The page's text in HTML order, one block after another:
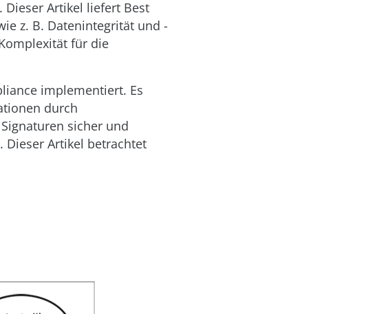
Dieser Artikel liefert Best
z. B. Datenintegrität und -
für die
implementiert. Es
durch
sicher und
Artikel betrachtet